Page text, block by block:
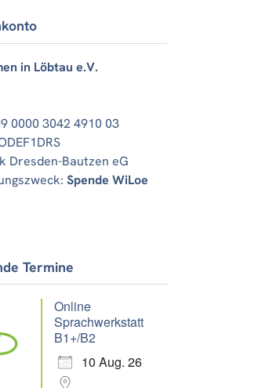
in Löbtau e.V.
0000 3042 4910 03
Dresden-Bautzen eG
Spende WiLoe
Termine
Online
Sprachwerkstatt
B1+/B2
10 Aug. 26